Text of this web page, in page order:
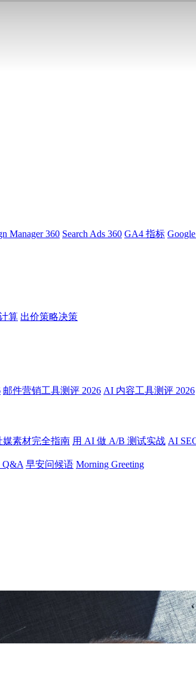
Manager 360 Search Ads 360 GA4 指标
算 出价策略决策
邮件营销工具测评 2026 AI 内容工具测评 2026
媒素材完全指南 用 AI 做 A/B 测试实战 AI
Q&A 早安问候语 Morning Greeting